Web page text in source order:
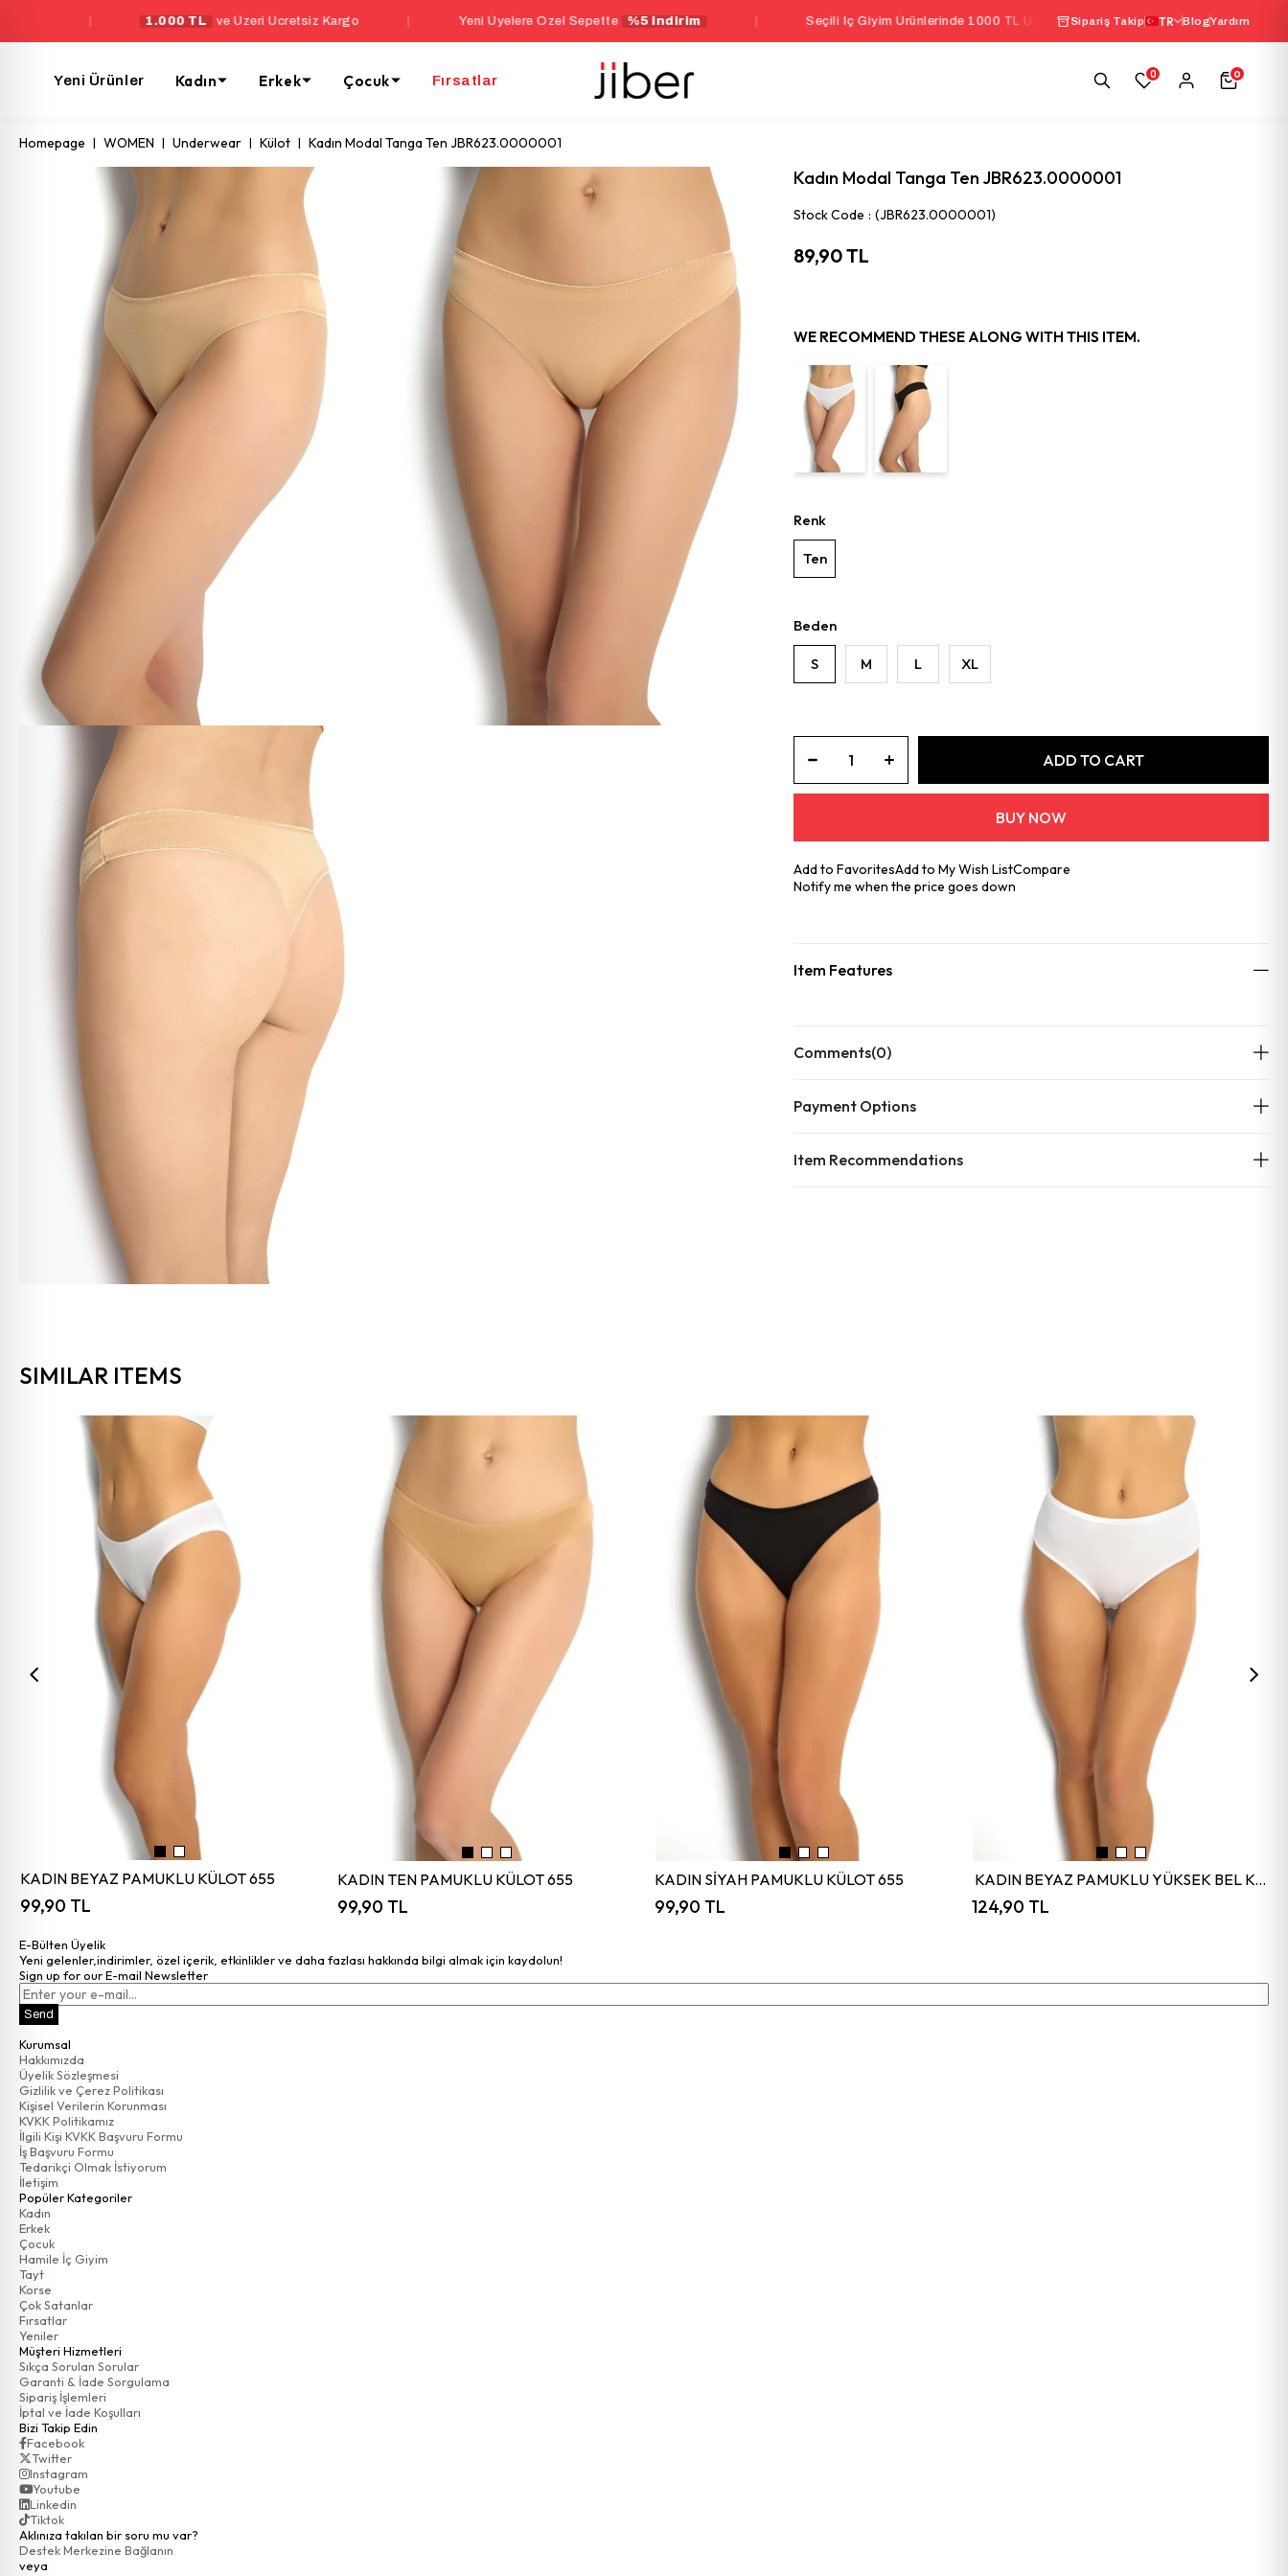
1.000 TL ve Üzeri Ücretsiz Kargo | Yeni Üyelere Özel Sepette %5 İndirim | Seçili İç Giyim Ürünlerinde 1000 TL Üzeri Sepette %10 İndirim | Seçili İç
Sipariş Takip TR BlogYardım
Yeni Ürünler Kadın Erkek Çocuk Fırsatlar 0 0
Homepage WOMEN Underwear Külot Kadın Modal Tanga Ten JBR623.0000001
Kadın Modal Tanga Ten JBR623.0000001
Stock Code (JBR623.0000001)
89,90 TL
WE RECOMMEND THESE ALONG WITH THIS ITEM.
Renk
Ten
Beden
S M L XL
Add to FavoritesAdd to My Wish ListCompare
Notify me when the price goes down
Item Features
Comments(0)
Payment Options
Item Recommendations
SIMILAR ITEMS
KADIN BEYAZ PAMUKLU KÜLOT 655
99,90 TL
KADIN TEN PAMUKLU KÜLOT 655
99,90 TL
KADIN SİYAH PAMUKLU KÜLOT 655
99,90 TL
KADIN BEYAZ PAMUKLU YÜKSEK BEL KÜLOT 652
124,90 TL
E-Bülten Üyelik
Yeni gelenler,indirimler, özel içerik, etkinlikler ve daha fazlası hakkında bilgi almak için kaydolun!
Sign up for our E-mail Newsletter
Send
Kurumsal
Hakkımızda
Üyelik Sözleşmesi
Gizlilik ve Çerez Politikası
Kişisel Verilerin Korunması
KVKK Politikamız
İlgili Kişi KVKK Başvuru Formu
İş Başvuru Formu
Tedarikçi Olmak İstiyorum
İletişim
Popüler Kategoriler
Kadın
Erkek
Çocuk
Hamile İç Giyim
Tayt
Korse
Çok Satanlar
Fırsatlar
Yeniler
Müşteri Hizmetleri
Sıkça Sorulan Sorular
Garanti & İade Sorgulama
Sipariş İşlemleri
İptal ve İade Koşulları
Bizi Takip Edin
Facebook
Twitter
Instagram
Youtube
Linkedin
Tiktok
Aklınıza takılan bir soru mu var?
Destek Merkezine Bağlanın
veya